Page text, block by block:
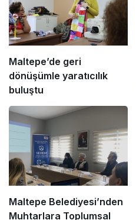
Maltepe’de geri
dönüşümle yaratıcılık
buluştu
Maltepe Belediyesi’nden
Muhtarlara Toplumsal